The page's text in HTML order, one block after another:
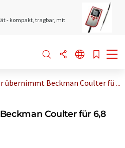
- kompakt, tragbar, mit
übernimmt Beckman Coulter fü ...
Coulter für 6,8